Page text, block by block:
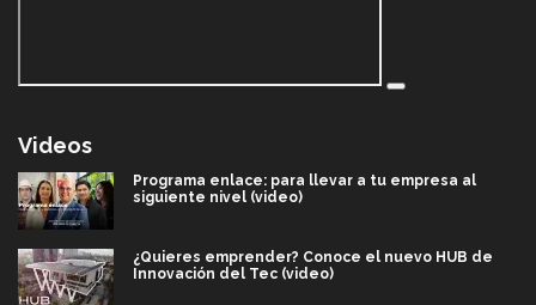
Videos
Programa enlace: para llevar a tu empresa al
siguiente nivel (video)
¿Quieres emprender? Conoce el nuevo HUB de
Innovación del Tec (video)